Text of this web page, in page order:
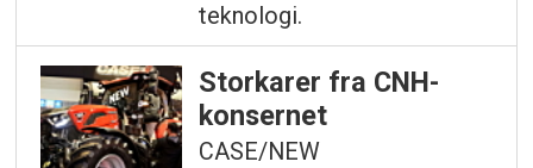
teknologi.
Storkarer fra CNH-
konsernet
CASE/NEW